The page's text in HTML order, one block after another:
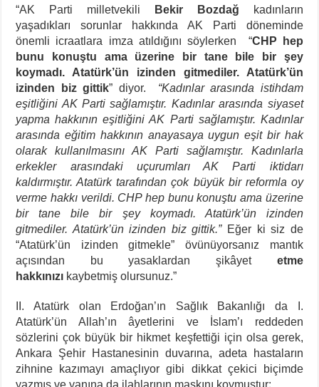
“AK Parti milletvekili Bekir Bozdağ kadınların
yaşadıkları sorunlar hakkında AK Parti döneminde
önemli icraatlara imza atıldığını söylerken “CHP hep
bunu konuştu ama üzerine bir tane bile bir şey
koymadı. Atatürk’ün izinden gitmediler. Atatürk’ün
izinden biz gittik” diyor. “Kadınlar arasında istihdam
eşitliğini AK Parti sağlamıştır. Kadınlar arasında siyaset
yapma hakkının eşitliğini AK Parti sağlamıştır. Kadınlar
arasında eğitim hakkının anayasaya uygun eşit bir hak
olarak kullanılmasını AK Parti sağlamıştır. Kadınlarla
erkekler arasındaki uçurumları AK Parti iktidarı
kaldırmıştır. Atatürk tarafından çok büyük bir reformla oy
verme hakkı verildi. CHP hep bunu konuştu ama üzerine
bir tane bile bir şey koymadı. Atatürk’ün izinden
gitmediler. Atatürk’ün izinden biz gittik.” Eğer ki siz de
“Atatürk’ün izinden gitmekle” övünüyorsanız mantık
açısından bu yasaklardan şikâyet etme
hakkınızı kaybetmiş olursunuz.”
II. Atatürk olan Erdoğan’ın Sağlık Bakanlığı da I.
Atatürk’ün Allah’ın âyetlerini ve İslam’ı reddeden
sözlerini çok büyük bir hikmet keşfettiği için olsa gerek,
Ankara Şehir Hastanesinin duvarına, adeta hastaların
zihnine kazımayı amaçlıyor gibi dikkat çekici biçimde
yazmış ve yanına da ilahlarının maskını koymuştur: